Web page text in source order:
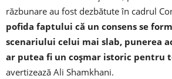
răzbunare au fost dezbătute în cadrul
pofida faptului că un consens se
scenariului celui mai slab, punerea
ar putea fi un coşmar istoric pentru
avertizează Ali Shamkhani.